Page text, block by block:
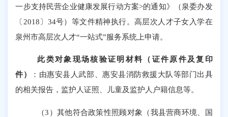
一步支持民营企业健康发展行动方案>的通知》（泉委办发
〔 2018〕 34号）等文件精神执行。高层次人才子女入学在
泉州市高层次人才“一站式”服务系统上申请。
此类对象 现场核验证明材料（证件原件及复印
件）
： 由惠安县人武部、惠安县消防救援大队等部门出具
的相关报告，监护人证照、 儿童及监护人户籍信息等。
（3 ）其他符合政策性照顾对象（我县营商环境、国